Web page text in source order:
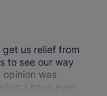
us relief from
to see our way
opinion was
I have ever